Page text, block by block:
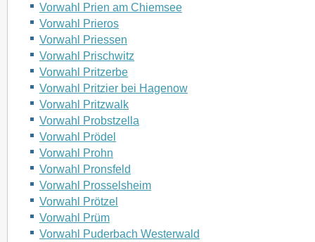
Vorwahl Prien am Chiemsee
Vorwahl Prieros
Vorwahl Priessen
Vorwahl Prischwitz
Vorwahl Pritzerbe
Vorwahl Pritzier bei Hagenow
Vorwahl Pritzwalk
Vorwahl Probstzella
Vorwahl Prödel
Vorwahl Prohn
Vorwahl Pronsfeld
Vorwahl Prosselsheim
Vorwahl Prötzel
Vorwahl Prüm
Vorwahl Puderbach Westerwald